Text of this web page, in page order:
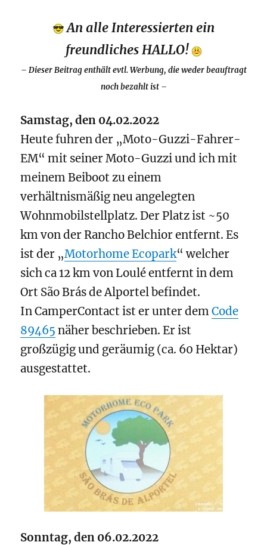
An alle Interessierten ein
freundliches HALLO!
– Dieser Beitrag enthält evtl. Werbung, die weder beauftragt
noch bezahlt ist –
Samstag, den 04.02.2022
Heute fuhren der „Moto-Guzzi-Fahrer-
EM“ mit seiner Moto-Guzzi und ich mit
meinem Beiboot zu einem
verhältnismäßig neu angelegten
Wohnmobilstellplatz. Der Platz ist ~50
km von der Rancho Belchior entfernt. Es
ist der „Motorhome Ecopark“ welcher
sich ca 12 km von Loulé entfernt in dem
Ort São Brás de Alportel befindet.
In CamperContact ist er unter demCode
89465 näher beschrieben. Er ist
großzügig und geräumig (ca. 60 Hektar)
ausgestattet.
Sonntag, den 06.02.2022